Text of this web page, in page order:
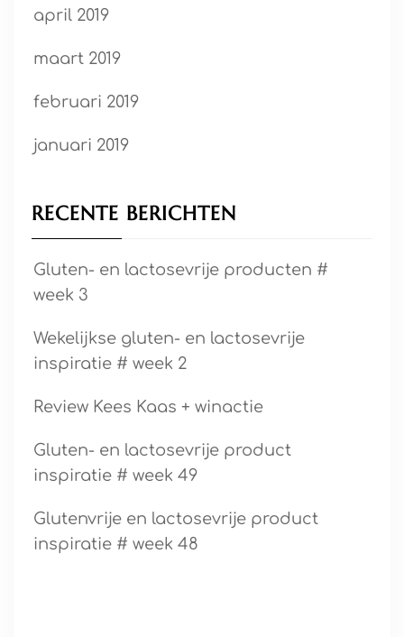
april 2019
maart 2019
februari 2019
januari 2019
RECENTE BERICHTEN
Gluten- en lactosevrije producten #
week 3
Wekelijkse gluten- en lactosevrije
inspiratie # week 2
Review Kees Kaas + winactie
Gluten- en lactosevrije product
inspiratie # week 49
Glutenvrije en lactosevrije product
inspiratie # week 48